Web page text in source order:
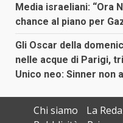
Media israeliani: “Ora
chance al piano per
Gli Oscar della
nelle acque di Parigi,
Unico neo: Sinner non
Chi siamo
La